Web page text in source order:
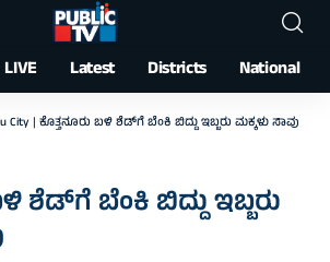
LIVE Latest Districts National
City | ಕೊತ್ತನೂರು ಬಳಿ ಶೆಡ್‌ಗೆ ಬೆಂಕಿ ಬಿದ್ದು ಇಬ್ಬರು ಮಕ್ಕಳು ಸಾವು
ಶೆಡ್‌ಗೆ ಬೆಂಕಿ ಬಿದ್ದು ಇಬ್ಬರು